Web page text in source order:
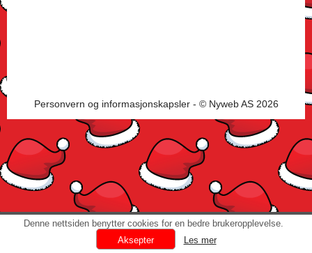
Personvern og informasjonskapsler- © Nyweb AS 2026
Denne nettsiden benytter cookies for en bedre brukeropplevelse.
Les mer